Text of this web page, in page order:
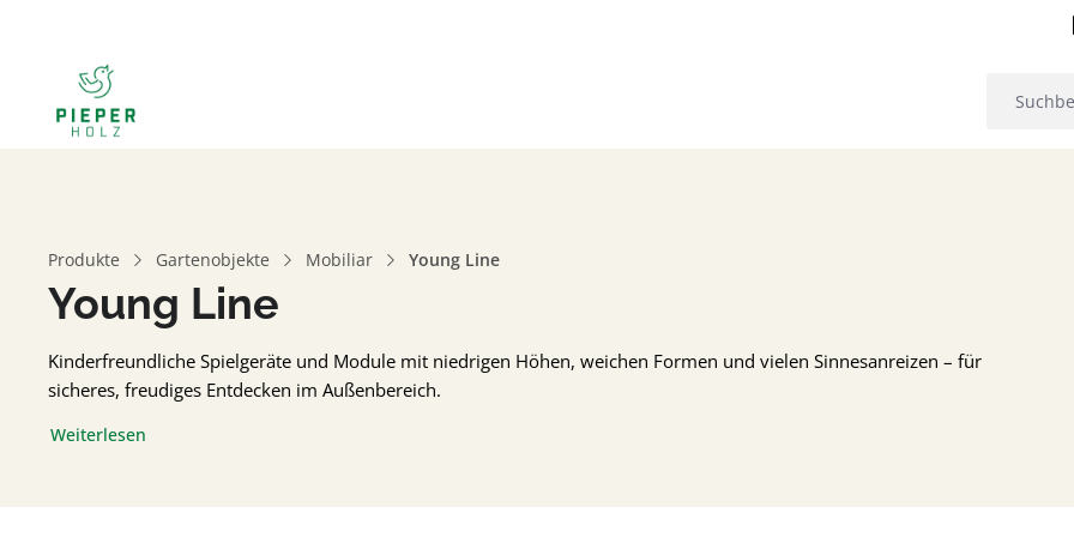
Produkte Gartenobjekte Mobiliar Young Line
Young Line
Kinderfreundliche Spielgeräte und Module mit niedrigen Höhen, weichen Formen und vielen Sinnesanreizen – für
sicheres, freudiges Entdecken im Außenbereich.
Weiterlesen